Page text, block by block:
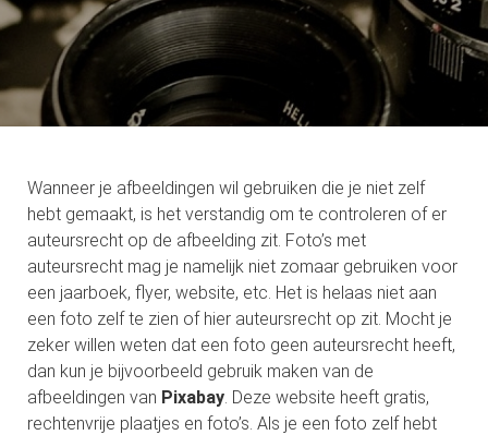
Wanneer je afbeeldingen wil gebruiken die je niet zelf
hebt gemaakt, is het verstandig om te controleren of er
auteursrecht op de afbeelding zit. Foto’s met
auteursrecht mag je namelijk niet zomaar gebruiken voor
een jaarboek, flyer, website, etc. Het is helaas niet aan
een foto zelf te zien of hier auteursrecht op zit. Mocht je
zeker willen weten dat een foto geen auteursrecht heeft,
dan kun je bijvoorbeeld gebruik maken van de
afbeeldingen van Pixabay. Deze website heeft gratis,
rechtenvrije plaatjes en foto’s. Als je een foto zelf hebt
kan de
worden
om
te
over
van
op